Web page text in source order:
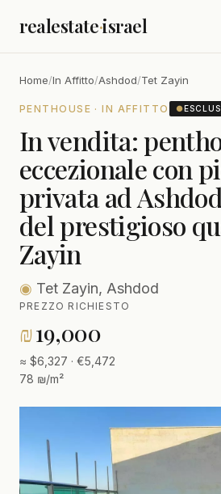
realestate·israel
Home/In Affitto/Ashdod/Tet Zayin
PENTHOUSE · IN AFFITTO ●
In vendita:
eccezionale con
privata ad
del prestigioso
Zayin
◉ Tet Zayin, Ashdod
PREZZO RICHIESTO
₪19,000
≈ $6,327 · €5,472
78 ₪/m²